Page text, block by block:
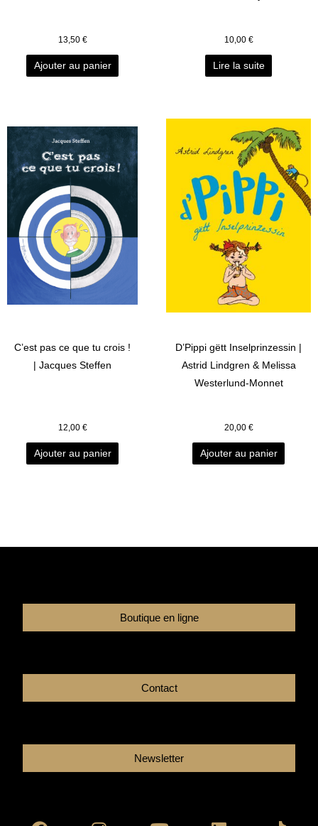
13,50 €
Ajouter au panier
10,00 €
Lire la suite
C’est pas ce que tu crois !
| Jacques Steffen
12,00 €
Ajouter au panier
D’Pippi gëtt Inselprinzessin |
Astrid Lindgren & Melissa
Westerlund-Monnet
20,00 €
Ajouter au panier
Boutique en ligne
Contact
Newsletter